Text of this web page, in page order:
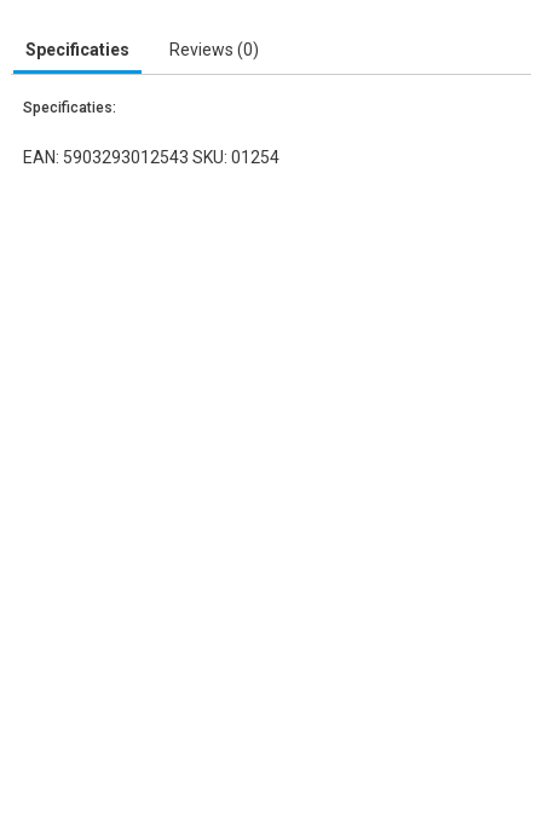
Specificaties Reviews (0)
Specificaties:
EAN: 5903293012543 SKU: 01254